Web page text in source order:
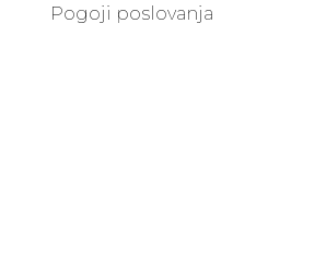
Pogoji poslovanja